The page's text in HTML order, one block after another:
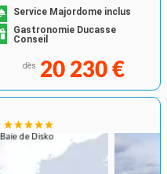
Service Majordome inclus
Gastronomie Ducasse
Conseil
dès 20 230 €